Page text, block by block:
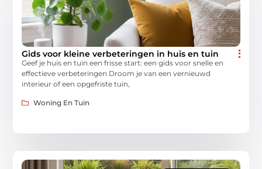
Gids voor kleine verbeteringen in huis en tuin
Geef je huis en tuin een frisse start: een gids voor snelle en
effectieve verbeteringen Droom je van een vernieuwd
interieur of een opgefriste tuin,
Woning En Tuin